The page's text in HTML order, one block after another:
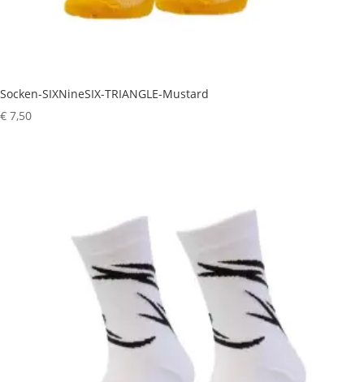
Socken-SIXNineSIX-TRIANGLE-Mustard
€ 7,50